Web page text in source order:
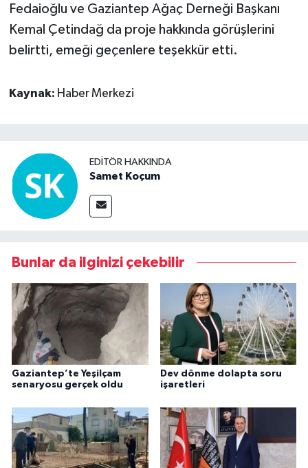
Fedaioğlu ve Gaziantep Ağaç Derneği Başkanı
Kemal Çetindağ da proje hakkında görüşlerini
belirtti, emeği geçenlere teşekkür etti.
Kaynak: Haber Merkezi
EDITÖR HAKKINDA
Samet Koçum
Bunlar da ilginizi çekebilir
Gaziantep’te Yeşilçam
senaryosu gerçek oldu
Dev dönme dolapta soru
işaretleri